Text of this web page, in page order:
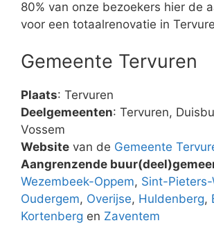
80% van onze bezoekers hier de
voor een totaalrenovatie in
Gemeente Tervuren
Plaats: Tervuren
Deelgemeenten: Tervuren,
Vossem
Website van de Gemeente
Aangrenzende
Wezembeek-Oppem, Sint-Pieters-
Oudergem, Overijse, Huldenberg,
Kortenberg en Zaventem